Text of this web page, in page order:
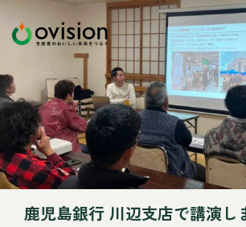
鹿児島銀行 川辺支店で講演し